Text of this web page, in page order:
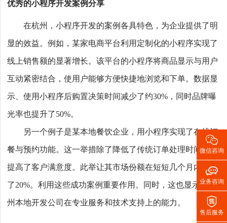
优秀的小程序开发案例分享
在杭州，小程序开发的案例各具特色，为企业提供了明
显的效益。例如，某家电商平台利用定制化的小程序实现了
线上销售额的显著增长。该平台的小程序将商品显示与用户
互动紧密结合，使用户能够方便快捷地浏览和下单。数据显
示、使用小程序后购置决策时间减少了约30%，同时品牌曝
光率也提升了50%。
另一个例子是某本地餐饮企业，用小程序实现了在线订
餐与预约功能。这一举措除了降低了传统订单处理时间、还
提高了客户满意度。此举让其市场份额在短短几个月内增加
了20%。利用这些成功案例重要作用。同时，这也显示了杭
州本地开发公司在专业服务和技术支持上的能力。

微信咨询

业务咨询

售后服务